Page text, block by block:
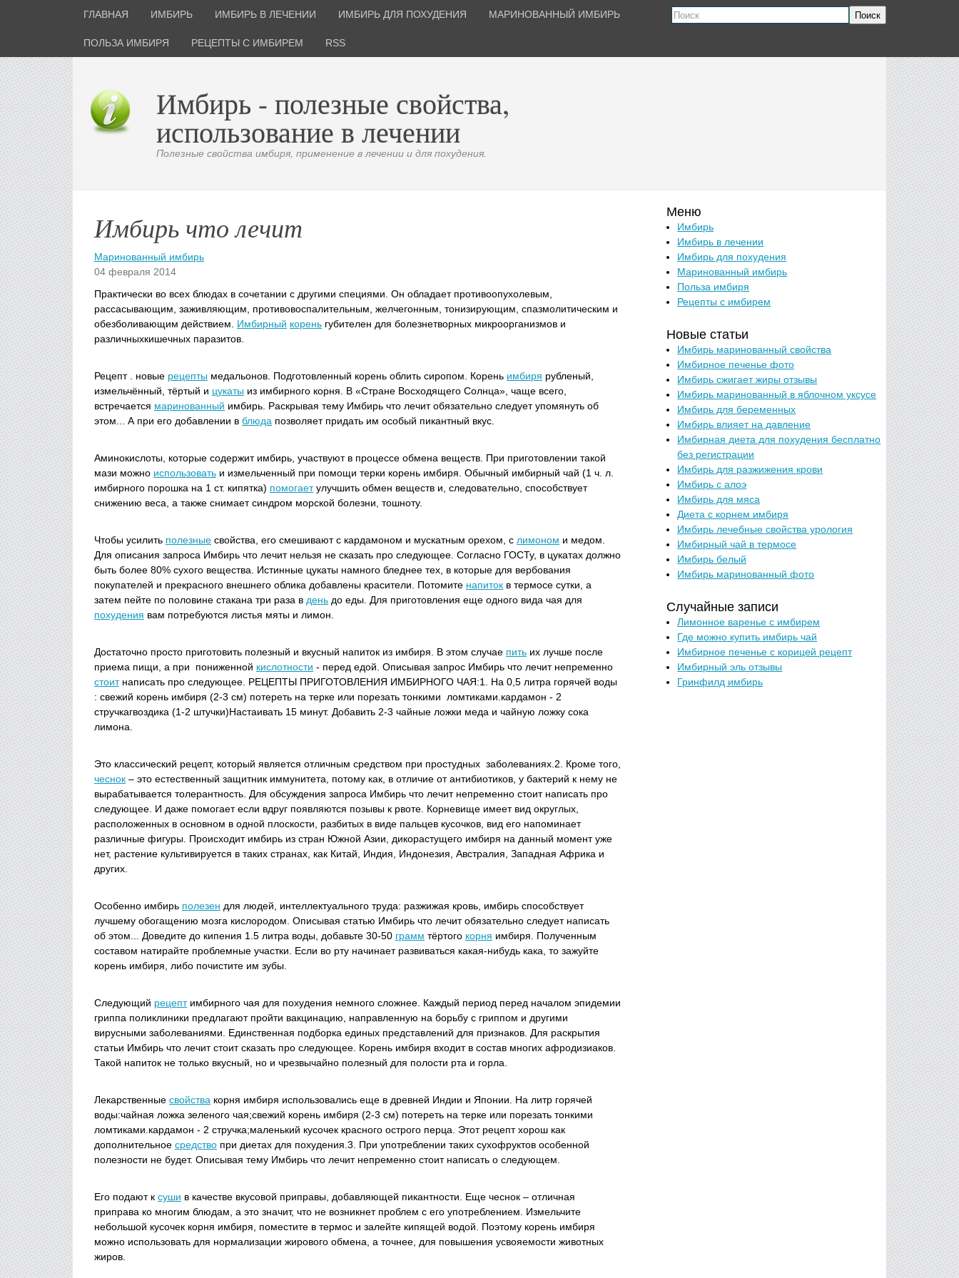
ГЛАВНАЯ ИМБИРЬ ИМБИРЬ В ЛЕЧЕНИИ ИМБИРЬ ДЛЯ ПОХУДЕНИЯ МАРИНОВАННЫЙ ИМБИРЬ
ПОЛЬЗА ИМБИРЯ РЕЦЕПТЫ С ИМБИРЕМ RSS
Поиск
Имбирь - полезные свойства,
использование в лечении
Полезные свойства имбиря, применение в лечении и для похудения.
Имбирь что лечит
Маринованный имбирь
04 февраля 2014
Практически во всех блюдах в сочетании с другими специями. Он обладает противоопухолевым,
рассасывающим, заживляющим, противовоспалительным, желчегонным, тонизирующим, спазмолитическим и
обезболивающим действием. Имбирный корень губителен для болезнетворных микроорганизмов и
различныхкишечных паразитов.
Рецепт . новые рецепты медальонов. Подготовленный корень облить сиропом. Корень имбиря рубленый,
измельчённый, тёртый и цукаты из имбирного корня. В «Стране Восходящего Солнца», чаще всего,
встречается маринованный имбирь. Раскрывая тему Имбирь что лечит обязательно следует упомянуть об
этом... А при его добавлении в блюда позволяет придать им особый пикантный вкус.
Аминокислоты, которые содержит имбирь, участвуют в процессе обмена веществ. При приготовлении такой
мази можно использовать и измельченный при помощи терки корень имбиря. Обычный имбирный чай (1 ч. л.
имбирного порошка на 1 ст. кипятка) помогаетулучшить обмен веществ и, следовательно, способствует
снижению веса, а также снимает синдром морской болезни, тошноту.
Чтобы усилить полезные свойства, его смешивают с кардамоном и мускатным орехом, с лимоном и медом.
Для описания запроса Имбирь что лечит нельзя не сказать про следующее. Согласно ГОСТу, в цукатах должно
быть более 80% сухого вещества. Истинные цукаты намного бледнее тех, в которые для вербования
покупателей и прекрасного внешнего облика добавлены красители. Потомите напиток в термосе сутки, а
затем пейте по половине стакана три раза в день до еды. Для приготовления еще одного вида чая для
похудения вам потребуются листья мяты и лимон.
Достаточно просто приготовить полезный и вкусный напиток из имбиря. В этом случае пить их лучше после
приема пищи, а при пониженной кислотности - перед едой. Описывая запрос Имбирь что лечит непременно
стоитнаписать про следующее. РЕЦЕПТЫ ПРИГОТОВЛЕНИЯ ИМБИРНОГО ЧАЯ:1. На 0,5 литра горячей воды
: свежий корень имбиря (2-3 см) потереть на терке или порезать тонкими ломтиками.кардамон - 2
стручкагвоздика (1-2 штучки)Настаивать 15 минут. Добавить 2-3 чайные ложки меда и чайную ложку сока
лимона.
Это классический рецепт, который является отличным средством при простудных заболеваниях.2. Кроме того,
чеснок – это естественный защитник иммунитета, потому как, в отличие от антибиотиков, у бактерий к нему не
вырабатывается толерантность. Для обсуждения запроса Имбирь что лечит непременно стоит написать про
следующее. И даже помогает если вдруг появляются позывы к рвоте. Корневище имеет вид округлых,
расположенных в основном в одной плоскости, разбитых в виде пальцев кусочков, вид его напоминает
различные фигуры. Происходит имбирь из стран Южной Азии, дикорастущего имбиря на данный момент уже
нет, растение культивируется в таких странах, как Китай, Индия, Индонезия, Австралия, Западная Африка и
других.
Особенно имбирь полезен для людей, интеллектуального труда: разжижая кровь, имбирь способствует
лучшему обогащению мозга кислородом. Описывая статью Имбирь что лечит обязательно следует написать
об этом... Доведите до кипения 1.5 литра воды, добавьте 30-50 грамм тёртого корня имбиря. Полученным
составом натирайте проблемные участки. Если во рту начинает развиваться какая-нибудь кака, то зажуйте
корень имбиря, либо почистите им зубы.
Следующий рецептимбирного чая для похудения немного сложнее. Каждый период перед началом эпидемии
гриппа поликлиники предлагают пройти вакцинацию, направленную на борьбу с гриппом и другими
вирусными заболеваниями. Единственная подборка единых представлений для признаков. Для раскрытия
статьи Имбирь что лечит стоит сказать про следующее. Корень имбиря входит в состав многих афродизиаков.
Такой напиток не только вкусный, но и чрезвычайно полезный для полости рта и горла.
Лекарственные свойства корня имбиря использовались еще в древней Индии и Японии. На литр горячей
воды:чайная ложка зеленого чая;свежий корень имбиря (2-3 см) потереть на терке или порезать тонкими
ломтиками.кардамон - 2 стручка;маленький кусочек красного острого перца. Этот рецепт хорош как
дополнительное средство при диетах для похудения.3. При употреблении таких сухофруктов особенной
полезности не будет. Описывая тему Имбирь что лечит непременно стоит написать о следующем.
Его подают к суши в качестве вкусовой приправы, добавляющей пикантности. Еще чеснок – отличная
приправа ко многим блюдам, а это значит, что не возникнет проблем с его употреблением. Измельчите
небольшой кусочек корня имбиря, поместите в термос и залейте кипящей водой. Поэтому корень имбиря
можно использовать для нормализации жирового обмена, а точнее, для повышения усвояемости животных
жиров.
Меню
Имбирь
Имбирь в лечении
Имбирь для похудения
Маринованный имбирь
Польза имбиря
Рецепты с имбирем
Новые статьи
Имбирь маринованный свойства
Имбирное печенье фото
Имбирь сжигает жиры отзывы
Имбирь маринованный в яблочном уксусе
Имбирь для беременных
Имбирь влияет на давление
Имбирная диета для похудения бесплатно
без регистрации
Имбирь для разжижения крови
Имбирь с алоэ
Имбирь для мяса
Диета с корнем имбиря
Имбирь лечебные свойства урология
Имбирный чай в термосе
Имбирь белый
Имбирь маринованный фото
Случайные записи
Лимонное варенье с имбирем
Где можно купить имбирь чай
Имбирное печенье с корицей рецепт
Имбирный эль отзывы
Гринфилд имбирь